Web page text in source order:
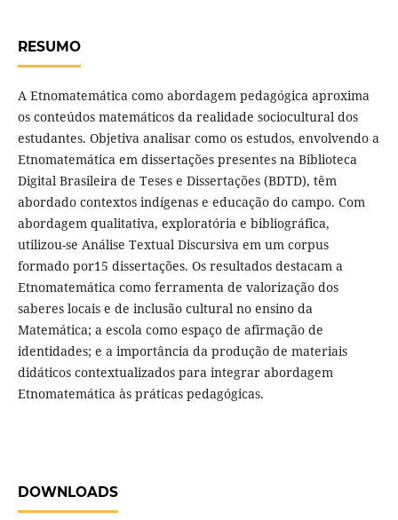
RESUMO
A Etnomatemática como abordagem pedagógica aproxima
os conteúdos matemáticos da realidade sociocultural dos
estudantes. Objetiva analisar como os estudos, envolvendo a
Etnomatemática em dissertações presentes na Biblioteca
Digital Brasileira de Teses e Dissertações (BDTD), têm
abordado contextos indígenas e educação do campo. Com
abordagem qualitativa, exploratória e bibliográfica,
utilizou-se Análise Textual Discursiva em um corpus
formado por15 dissertações. Os resultados destacam a
Etnomatemática como ferramenta de valorização dos
saberes locais e de inclusão cultural no ensino da
Matemática; a escola como espaço de afirmação de
identidades; e a importância da produção de materiais
didáticos contextualizados para integrar abordagem
Etnomatemática às práticas pedagógicas.
DOWNLOADS